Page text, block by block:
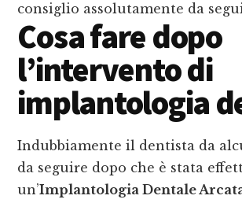
consiglio assolutamente da
Cosa fare dopo
l’intervento di
implantologia
Indubbiamente il dentista da
da seguire dopo che è stata
un’Implantologia Dentale